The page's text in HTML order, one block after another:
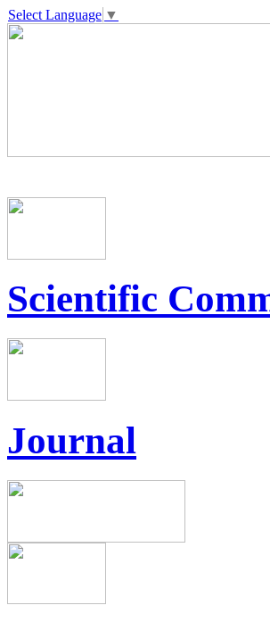
Select Language ▼
Scientific
Journal